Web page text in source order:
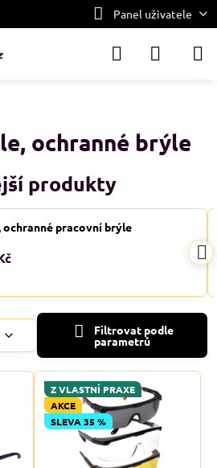
Panel uživatele
ochranné brýle
produkty
ochranné pracovní brýle
Filtrovat podle
parametrů
Z VLASTNÍ PRAXE
AKCE
SLEVA 35 %